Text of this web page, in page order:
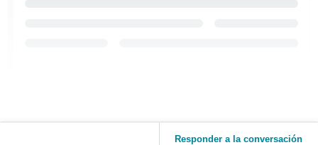
Responder a la conversación